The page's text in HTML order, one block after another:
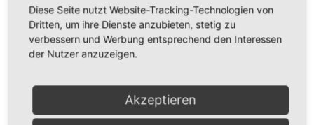
Diese Seite nutzt Website-Tracking-Technologien von
Dritten, um ihre Dienste anzubieten, stetig zu
verbessern und Werbung entsprechend den Interessen
der Nutzer anzuzeigen.
Akzeptieren